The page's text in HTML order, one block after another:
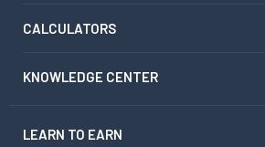
CALCULATORS
KNOWLEDGE CENTER
LEARN TO EARN